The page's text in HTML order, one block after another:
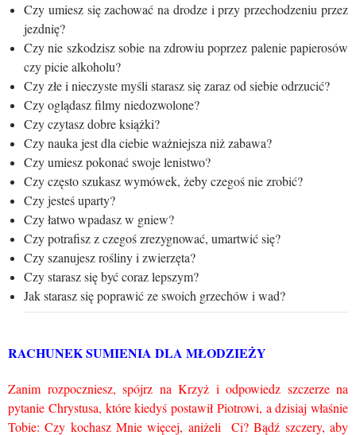
Czy umiesz się zachować na drodze i przy przechodzeniu przez
jezdnię?
Czy nie szkodzisz sobie na zdrowiu poprzez palenie papierosów
czy picie alkoholu?
Czy złe i nieczyste myśli starasz się zaraz od siebie odrzucić?
Czy oglądasz filmy niedozwolone?
Czy czytasz dobre książki?
Czy nauka jest dla ciebie ważniejsza niż zabawa?
Czy umiesz pokonać swoje lenistwo?
Czy często szukasz wymówek, żeby czegoś nie zrobić?
Czy jesteś uparty?
Czy łatwo wpadasz w gniew?
Czy potrafisz z czegoś zrezygnować, umartwić się?
Czy szanujesz rośliny i zwierzęta?
Czy starasz się być coraz lepszym?
Jak starasz się poprawić ze swoich grzechów i wad?
RACHUNEK SUMIENIA DLA MŁODZIEŻY
Zanim rozpoczniesz, spójrz na Krzyż i odpowiedz szczerze na
pytanie Chrystusa, które kiedyś postawił Piotrowi, a dzisiaj właśnie
Tobie: Czy kochasz Mnie więcej, aniżeli Ci? Bądź szczery, aby